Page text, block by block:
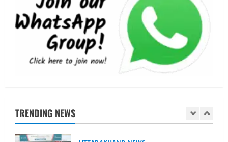
TRENDING NEWS
1
UTTARAKHAND NEWS
धामी कैबिनेट ने लिए कई महत्वपूर्ण निर्णय, अब
सामान्य वर्ग के पशुपालकों को भी गाय एवं भैंस
खरीद पर मिलेगा अनुदान, मजदूरी संहिता
नियमावली-2026 को मिली मंजूरी
August 7, 2026
2